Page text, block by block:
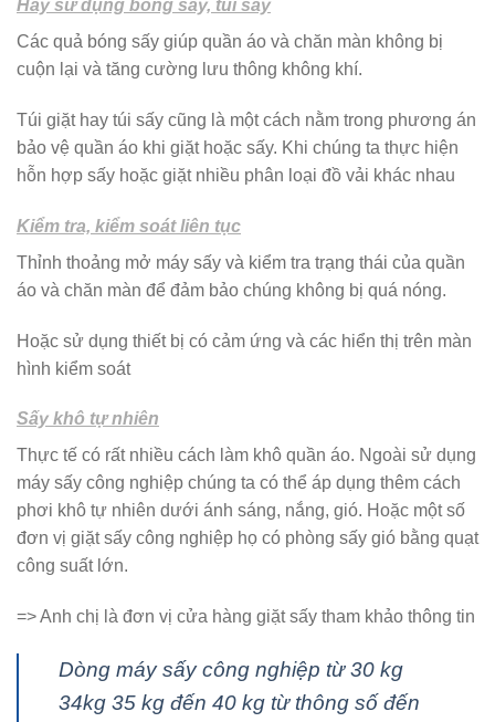
Hãy sử dụng bóng sấy, túi sấy
Các quả bóng sấy giúp quần áo và chăn màn không bị
cuộn lại và tăng cường lưu thông không khí.
Túi giặt hay túi sấy cũng là một cách nằm trong phương án
bảo vệ quần áo khi giặt hoặc sấy. Khi chúng ta thực hiện
hỗn hợp sấy hoặc giặt nhiều phân loại đồ vải khác nhau
Kiểm tra, kiểm soát liên tục
Thỉnh thoảng mở máy sấy và kiểm tra trạng thái của quần
áo và chăn màn để đảm bảo chúng không bị quá nóng.
Hoặc sử dụng thiết bị có cảm ứng và các hiển thị trên màn
hình kiểm soát
Sấy khô tự nhiên
Thực tế có rất nhiều cách làm khô quần áo. Ngoài sử dụng
máy sấy công nghiệp chúng ta có thể áp dụng thêm cách
phơi khô tự nhiên dưới ánh sáng, nắng, gió. Hoặc một số
đơn vị giặt sấy công nghiệp họ có phòng sấy gió bằng quạt
công suất lớn.
=> Anh chị là đơn vị cửa hàng giặt sấy tham khảo thông tin
Dòng máy sấy công nghiệp từ 30 kg
34kg 35 kg đến 40 kg từ thông số đến